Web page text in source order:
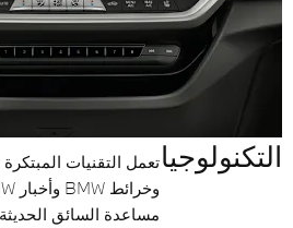
التكنولوجياتعمل التقنيات المبتكرة
مساعدة السائق